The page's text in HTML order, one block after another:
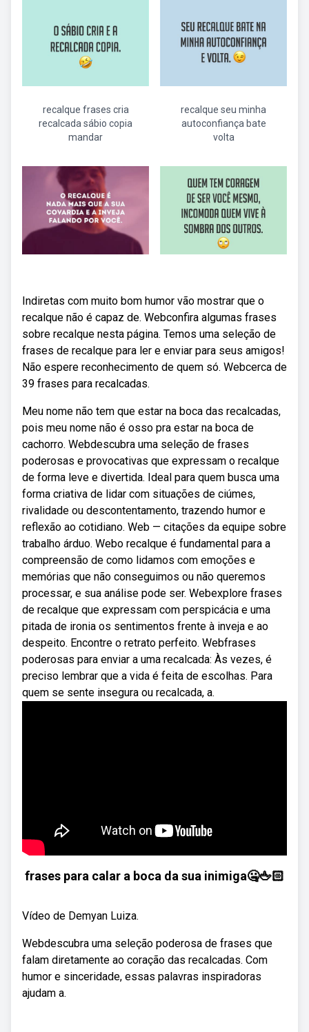
recalque frases cria
recalcada sábio copia
mandar
recalque seu minha
autoconfiança bate
volta
Indiretas com muito bom humor vão mostrar que o
recalque não é capaz de. Webconfira algumas frases
sobre recalque nesta página. Temos uma seleção de
frases de recalque para ler e enviar para seus amigos!
Não espere reconhecimento de quem só. Webcerca de
39 frases para recalcadas.
Meu nome não tem que estar na boca das recalcadas,
pois meu nome não é osso pra estar na boca de
cachorro. Webdescubra uma seleção de frases
poderosas e provocativas que expressam o recalque
de forma leve e divertida. Ideal para quem busca uma
forma criativa de lidar com situações de ciúmes,
rivalidade ou descontentamento, trazendo humor e
reflexão ao cotidiano. Web — citações da equipe sobre
trabalho árduo. Webo recalque é fundamental para a
compreensão de como lidamos com emoções e
memórias que não conseguimos ou não queremos
processar, e sua análise pode ser. Webexplore frases
de recalque que expressam com perspicácia e uma
pitada de ironia os sentimentos frente à inveja e ao
despeito. Encontre o retrato perfeito. Webfrases
poderosas para enviar a uma recalcada: Às vezes, é
preciso lembrar que a vida é feita de escolhas. Para
quem se sente insegura ou recalcada, a.
frases para calar a boca da sua inimiga🤐🖕🏻
Vídeo de Demyan Luiza.
Webdescubra uma seleção poderosa de frases que
falam diretamente ao coração das recalcadas. Com
humor e sinceridade, essas palavras inspiradoras
ajudam a.